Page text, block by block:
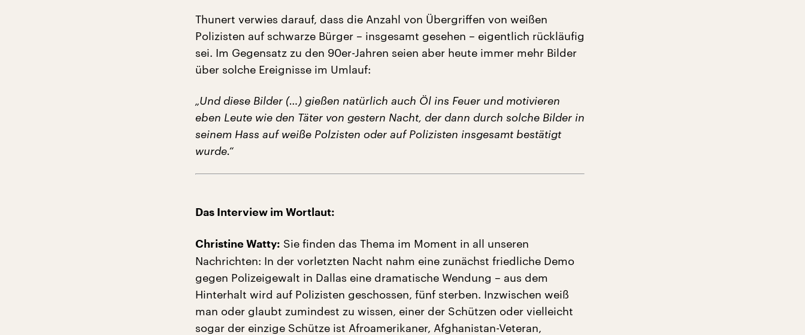
Thunert verwies darauf, dass die Anzahl von Übergriffen von weißen
Polizisten auf schwarze Bürger – insgesamt gesehen – eigentlich rückläufig
sei. Im Gegensatz zu den 90er-Jahren seien aber heute immer mehr Bilder
über solche Ereignisse im Umlauf:
„Und diese Bilder (…) gießen natürlich auch Öl ins Feuer und motivieren
eben Leute wie den Täter von gestern Nacht, der dann durch solche Bilder in
seinem Hass auf weiße Polzisten oder auf Polizisten insgesamt bestätigt
wurde.“
Das Interview im Wortlaut:
Christine Watty: Sie finden das Thema im Moment in all unseren
Nachrichten: In der vorletzten Nacht nahm eine zunächst friedliche Demo
gegen Polizeigewalt in Dallas eine dramatische Wendung – aus dem
Hinterhalt wird auf Polizisten geschossen, fünf sterben. Inzwischen weiß
man oder glaubt zumindest zu wissen, einer der Schützen oder vielleicht
sogar der einzige Schütze ist Afroamerikaner, Afghanistan-Veteran,